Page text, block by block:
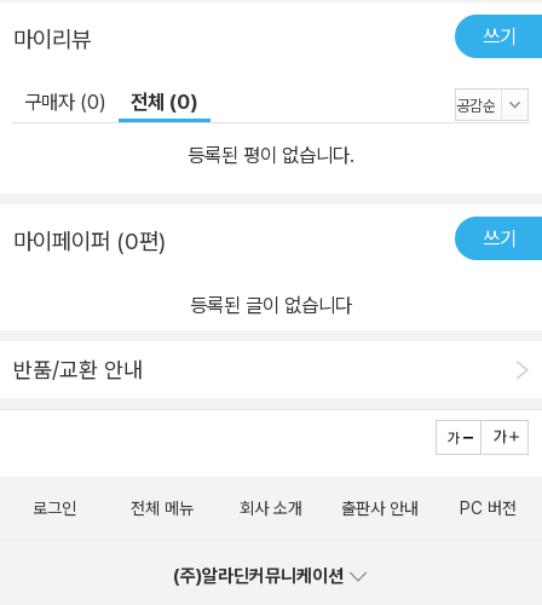
마이리뷰 쓰기
구매자 (0) 전체 (0)
등록된 평이 없습니다.
마이페이퍼 (0편) 쓰기
등록된 글이 없습니다
반품/교환 안내
로그인 전체 메뉴 회사 소개 출판사 안내 PC 버전
(주)알라딘커뮤니케이션